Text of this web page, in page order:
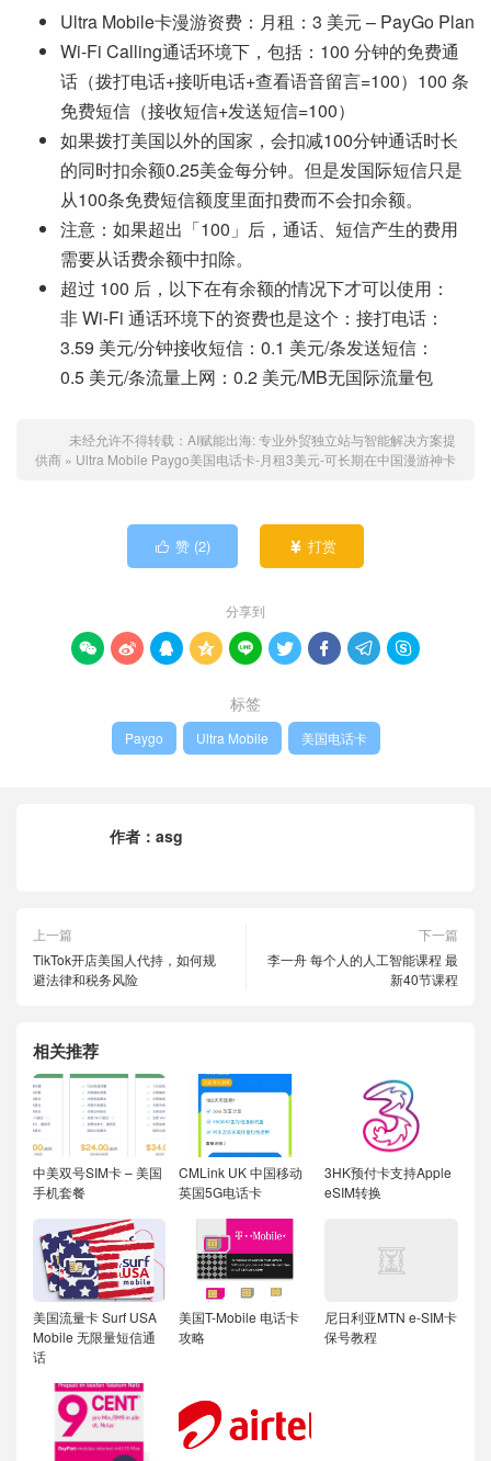
Ultra Mobile卡漫游资费：月租：3 美元 – PayGo Plan
Wi-Fi Calling通话环境下，包括：100 分钟的免费通
话（拨打电话+接听电话+查看语音留言=100）100 条
免费短信（接收短信+发送短信=100）
如果拨打美国以外的国家，会扣减100分钟通话时长
的同时扣余额0.25美金每分钟。但是发国际短信只是
从100条免费短信额度里面扣费而不会扣余额。
注意：如果超出「100」后，通话、短信产生的费用
需要从话费余额中扣除。
超过 100 后，以下在有余额的情况下才可以使用：
非 Wi-Fi 通话环境下的资费也是这个：接打电话：
3.59 美元/分钟接收短信：0.1 美元/条发送短信：
0.5 美元/条流量上网：0.2 美元/MB无国际流量包
未经允许不得转载： AI赋能出海: 专业外贸独立站与智能解决方案提
供商 » Ultra Mobile Paygo美国电话卡-月租3美元-可长期在中国漫游神卡
 赞 (2)  打赏
分享到
        
标签
Paygo Ultra Mobile 美国电话卡
作者： asg
上一篇
TikTok开店美国人代持，如何规
避法律和税务风险
下一篇
李一舟 每个人的人工智能课程 最
新40节课程
相关推荐
中美双号SIM卡 – 美国
手机套餐
CMLink UK 中国移动
英国5G电话卡
3HK预付卡支持Apple
eSIM转换
美国流量卡 Surf USA
Mobile 无限量短信通
话
美国T-Mobile 电话卡
攻略
尼日利亚MTN e-SIM卡
保号教程